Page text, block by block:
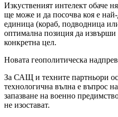
Изкуственият интелект обаче
ще може и да посочва коя е
единица (кораб, подводница
оптимална позиция да извърши
конкретна цел.
Новата геополитическа
За САЩ и техните партньори
технологична вълна е въпрос
запазване на военно
не изостават.